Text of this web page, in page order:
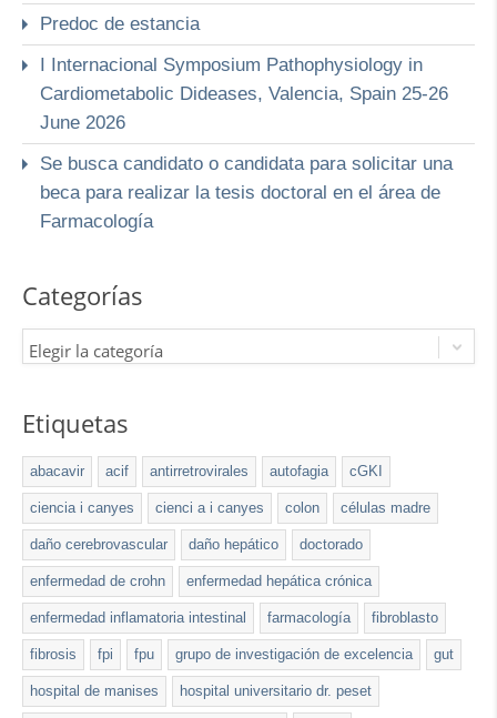
Predoc de estancia
I Internacional Symposium Pathophysiology in
Cardiometabolic Dideases, Valencia, Spain 25-26
June 2026
Se busca candidato o candidata para solicitar una
beca para realizar la tesis doctoral en el área de
Farmacología
Categorías
Elegir la categoría
Etiquetas
abacavir acif antirretrovirales autofagia cGKI
ciencia i canyes cienci a i canyes colon células madre
daño cerebrovascular daño hepático doctorado
enfermedad de crohn enfermedad hepática crónica
enfermedad inflamatoria intestinal farmacología fibroblasto
fibrosis fpi fpu grupo de investigación de excelencia gut
hospital de manises hospital universitario dr. peset